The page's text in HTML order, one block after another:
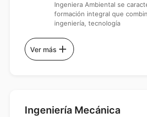
Ingeniera Ambiental se
formación integral que
ingeniería, tecnología
Ver más add
Ingeniería Mecánica